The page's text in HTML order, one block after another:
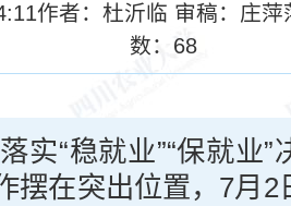
作者：杜沂临 审稿：庄
数： 68
实“稳就业”“保就业
摆在突出位置，7月2